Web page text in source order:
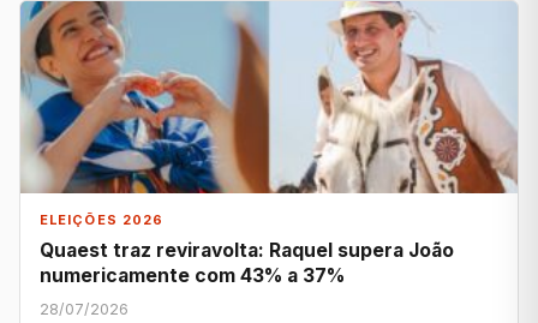
ELEIÇÕES 2026
Quaest traz reviravolta: Raquel supera João
numericamente com 43% a 37%
28/07/2026